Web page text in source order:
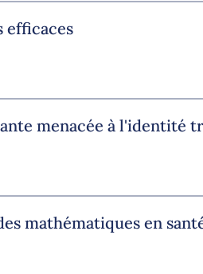
efficaces
menacée à l'identité
mathématiques en